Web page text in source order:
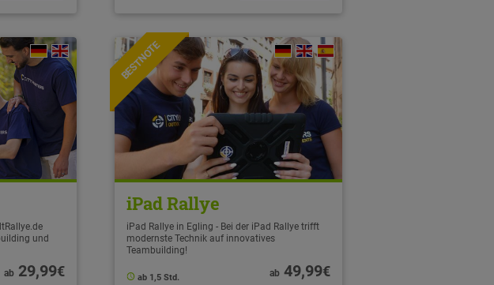
und
ab29,99€
BESTNOTE
iPad Rallye
iPad Rallye in Egling - Bei der iPad Rallye trifft
modernste Technik auf innovatives
Teambuilding!
ab 1,5 Std.
ab49,99€